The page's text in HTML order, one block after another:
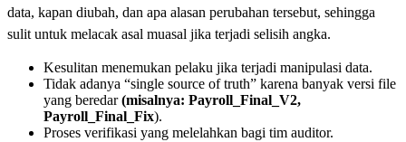
data, kapan diubah, dan apa alasan perubahan tersebut, sehingga
sulit untuk melacak asal muasal jika terjadi selisih angka.
Kesulitan menemukan pelaku jika terjadi manipulasi data.
Tidak adanya “single source of truth” karena banyak versi file
yang beredar(misalnya: Payroll_Final_V2,
Payroll_Final_Fix).
Proses verifikasi yang melelahkan bagi tim auditor.